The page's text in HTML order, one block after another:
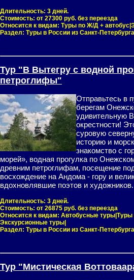
Длительность: 3 дней.
Стоимость: от 27300 руб. без переезда
Относится к видам: Туры по Ж/Д +
Раздел: Туры в России из Санкт-Петербурга
Тур "В Вытегру с водной
петроглифы"
Отправьтесь в
берегам
удивительную
окрестности!
суровую
историю и
знакомство с
морей», водная прогулка по
древним петроглифам, посещение
восхождение на Андома - гору и
вдохновлявшие поэтов и художников.
Длительность: 3 дней.
Стоимость: от 26875 руб. без переезда
Относится к видам: Автобусные туры|Туры
Экскурсионные туры|
Раздел: Туры в России из Санкт-Петербурга
Тур "Мистическая